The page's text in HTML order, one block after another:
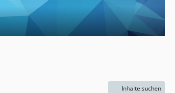
Inhalte suchen